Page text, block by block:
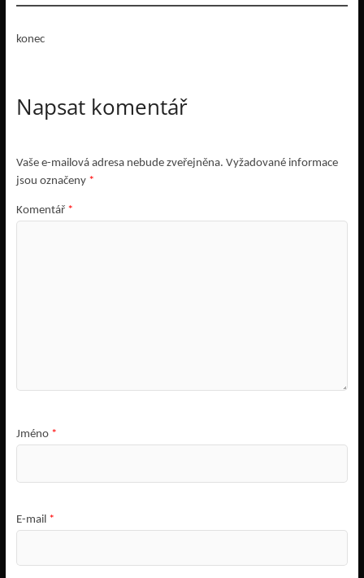
konec
Napsat komentář
Vaše e-mailová adresa nebude zveřejněna. Vyžadované informace
jsou označeny *
Komentář *
Jméno *
E-mail *